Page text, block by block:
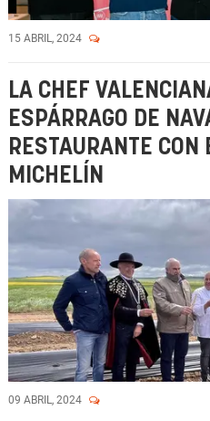
15 ABRIL, 2024
LA CHEF
ESPÁRRAGO DE
RESTAURANTE CON
MICHELÍN
09 ABRIL, 2024